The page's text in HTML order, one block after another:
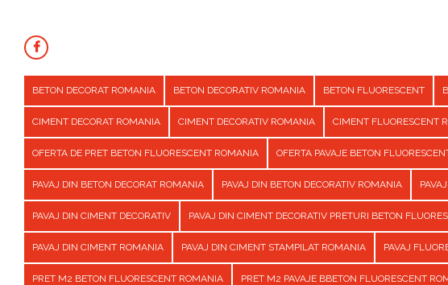
BETON DECORAT ROMANIA BETON DECORATIV ROMANIA BETON FLUORESCENT
CIMENT DECORAT ROMANIA CIMENT DECORATIV ROMANIA CIMENT FLUORESCENT
OFERTA DE PRET BETON FLUORESCENT ROMANIA OFERTA PAVAJE BETON
PAVAJ DIN BETON DECORAT ROMANIA PAVAJ DIN BETON DECORATIV ROMANIA
PAVAJ DIN CIMENT DECORATIV PAVAJ DIN CIMENT DECORATIV PRETURI BETON
PAVAJ DIN CIMENT ROMANIA PAVAJ DIN CIMENT STAMPILAT ROMANIA PAVAJ
PRET M2 BETON FLUORESCENT ROMANIA PRET M2 PAVAJE BBETON FLUORESCENT